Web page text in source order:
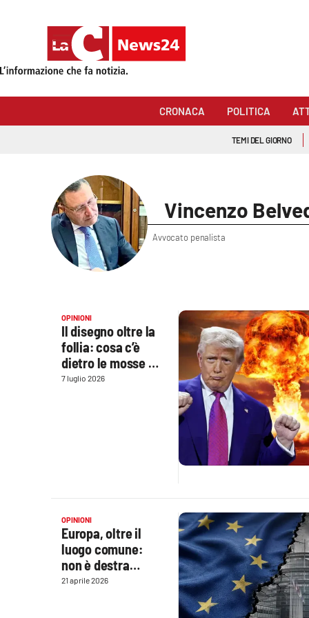
Sezioni
Economia e lavoro
Italia Mondo
Economia e Lavoro
CRONACA POLITICA
TEMI DEL GIORNO
Vincenzo
Avvocato penalista
OPINIONI
Il disegno oltre la
follia: cosa c’è
dietro le mosse di
Donald Trump
7 luglio 2026
OPINIONI
Europa, oltre il
luogo comune:
non è destra
contro sinistra
21 aprile 2026